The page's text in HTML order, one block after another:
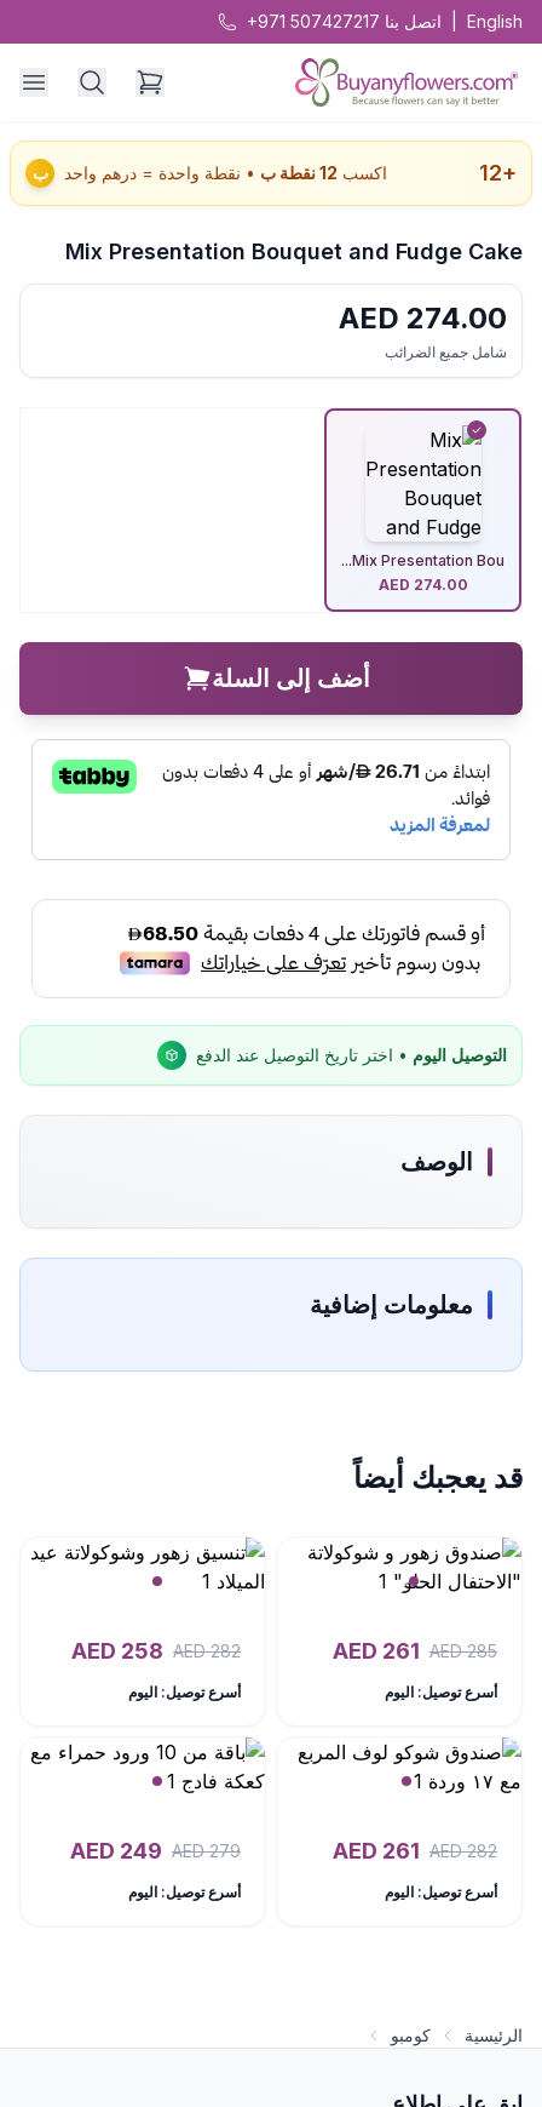
English اتصل بنا +971 507427217
+
12 اكسب 12نقطة ب • نقطة واحدة = درهم واحد ب
Mix Presentation Bouquet and Fudge Cake
274.00
شامل جميع الضرائب
Mix Presentation Bou...
AED 274.00
أضف إلى السلة
التوصيل اليوم • اختر تاريخ التوصيل عند الدفع
الوصف
معلومات إضافية
قد يعجبك أيضاً
285
AED
261
أسرع توصيل: اليوم
282
AED
258
أسرع توصيل: اليوم
282
AED
261
أسرع توصيل: اليوم
279
AED
249
أسرع توصيل: اليوم
الرئيسية كومبو